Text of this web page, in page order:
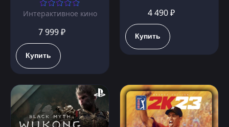
Интерактивное кино
7 999 ₽
Купить
4 490 ₽
Купить